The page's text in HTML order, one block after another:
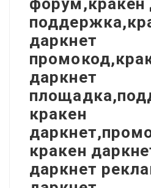
форум,кракен
даркнет
даркнет
кракен
кракен
даркнет